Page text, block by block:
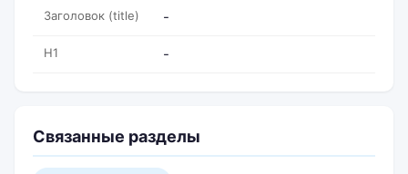
Заголовок (title) -
H1 -
Связанные разделы